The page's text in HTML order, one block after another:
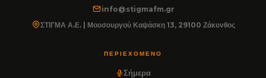
info@stigmafm.gr
ΣΤΙΓΜΑ Α.Ε. | Μουσουργού Καψάσκη 13, 29100 Ζάκυνθος
ΠΕΡΙΕΧΌΜΕΝΟ
Σήμερα